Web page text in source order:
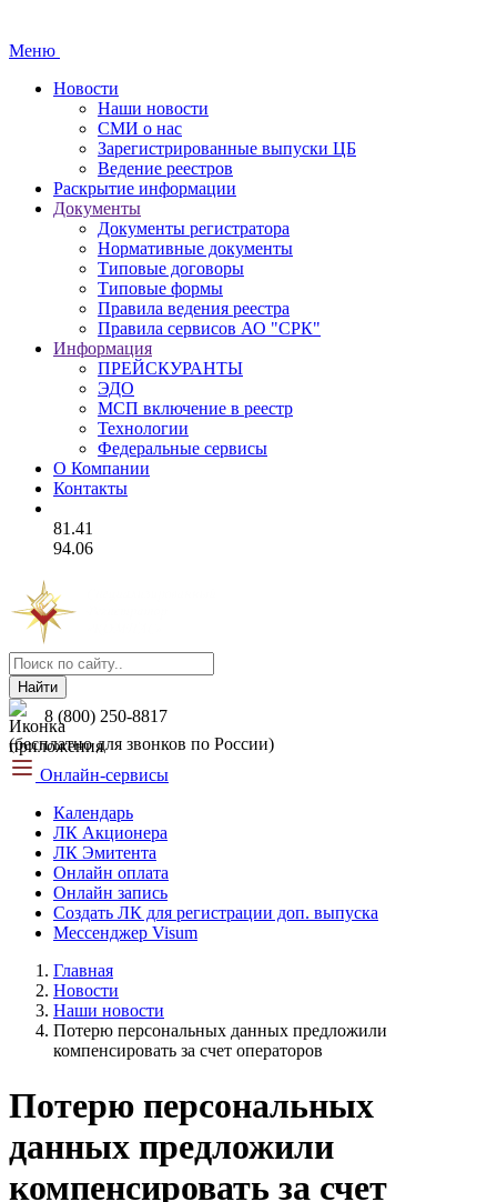
Меню
Новости
Наши новости
СМИ о нас
Зарегистрированные выпуски ЦБ
Ведение реестров
Раскрытие информации
Документы
Документы регистратора
Нормативные документы
Типовые договоры
Типовые формы
Правила ведения реестра
Правила сервисов АО "СРК"
Информация
ПРЕЙСКУРАНТЫ
ЭДО
МСП включение в реестр
Технологии
Федеральные сервисы
О Компании
Контакты
81.41
94.06
Найти
8 (800) 250-8817
(бесплатно для звонков по России)
Онлайн-сервисы
Календарь
ЛК Акционера
ЛК Эмитента
Онлайн оплата
Онлайн запись
Создать ЛК для регистрации доп. выпуска
Мессенджер Visum
Главная
Новости
Наши новости
Потерю персональных данных предложили
компенсировать за счет операторов
Потерю персональных
данных предложили
компенсировать за счет